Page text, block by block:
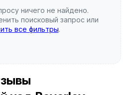
ничего не найдено.
поисковый запрос или
все фильтры.